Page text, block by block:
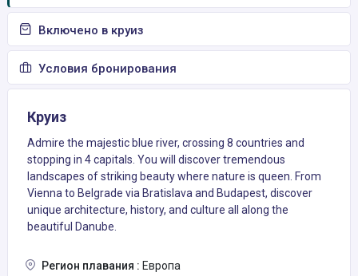
Включено в круиз
Условия бронирования
Круиз
Admire the majestic blue river, crossing 8 countries and
stopping in 4 capitals. You will discover tremendous
landscapes of striking beauty where nature is queen. From
Vienna to Belgrade via Bratislava and Budapest, discover
unique architecture, history, and culture all along the
beautiful Danube.
Регион плавания : Европа